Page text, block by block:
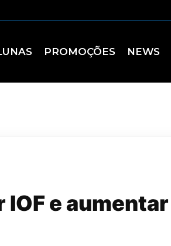
PROMOÇÕES NEWS
e aumentar